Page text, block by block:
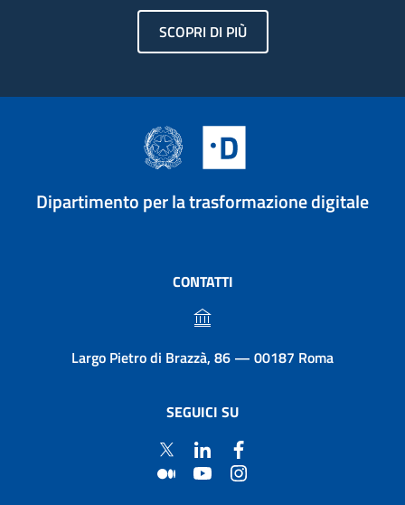
SCOPRI DI PIÙ
Dipartimento per la trasformazione digitale
CONTATTI
Largo Pietro di Brazzà, 86 — 00187 Roma
SEGUICI SU